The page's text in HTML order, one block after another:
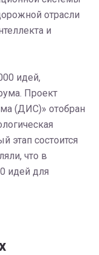
отрасли
и
идей,
Проект
(ДИС)» отобран
этап состоится
что в
идей для